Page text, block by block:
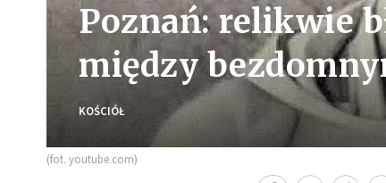
Poznań: relikwie
między
KOŚCIÓŁ
(fot. youtube.com)